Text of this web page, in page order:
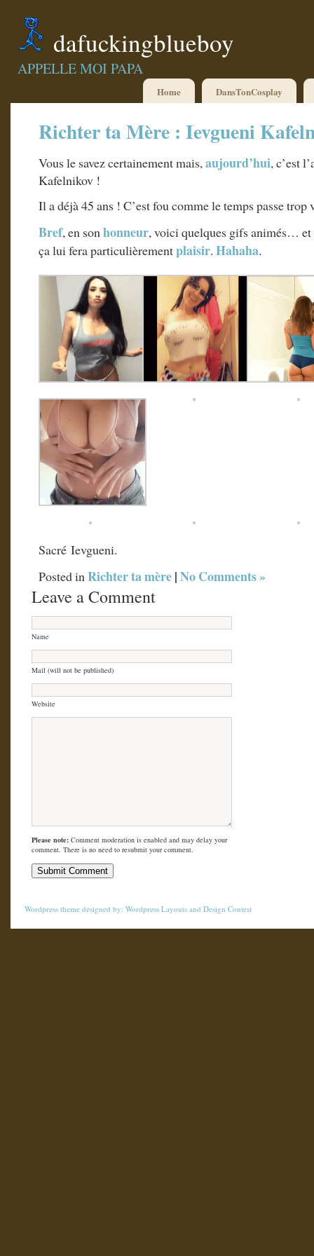
dafuckingblueboy
APPELLE MOI PAPA
Home DansTonCosplay
Richter ta Mère : Ievgueni
Vous le savez certainement mais,aujourd’hui, c’est
Kafelnikov !
Il a déjà 45 ans ! C’est fou comme le temps passe trop
Bref, en son honneur, voici quelques gifs animés… et
ça lui fera particulièrementplaisir. Hahaha.
Sacré Ievgueni.
Posted in Richter ta mère|No Comments »
Leave a Comment
Name
Mail (will not be published)
Website
Please note: Comment moderation is enabled and may delay your
comment. There is no need to resubmit your comment.
Wordpress theme designed by: Wordpress Layouts and Design Contest